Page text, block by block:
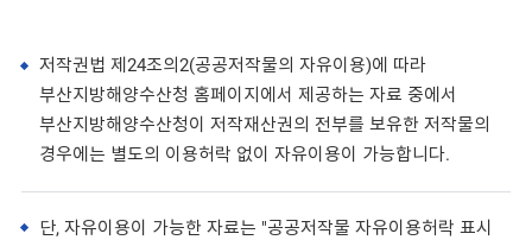
저작권법 제24조의2(공공저작물의 자유이용)에 따라
부산지방해양수산청 홈페이지에서 제공하는 자료 중에서
부산지방해양수산청이 저작재산권의 전부를 보유한 저작물의
경우에는 별도의 이용허락 없이 자유이용이 가능합니다.
단, 자유이용이 가능한 자료는 "공공저작물 자유이용허락 표시